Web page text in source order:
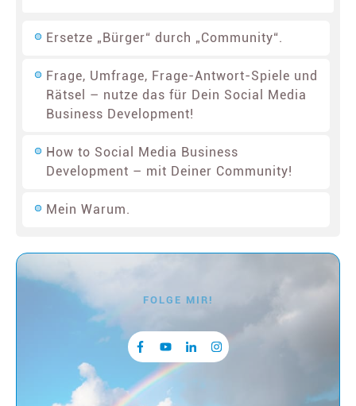
Ersetze „Bürger“ durch „Community“.
Frage, Umfrage, Frage-Antwort-Spiele und
Rätsel – nutze das für Dein Social Media
Business Development!
How to Social Media Business
Development – mit Deiner Community!
Mein Warum.
FOLGE MIR!